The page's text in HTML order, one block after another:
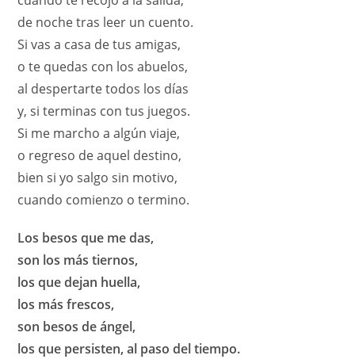
de noche tras leer un cuento.
Si vas a casa de tus amigas,
o te quedas con los abuelos,
al despertarte todos los días
y, si terminas con tus juegos.
Si me marcho a algún viaje,
o regreso de aquel destino,
bien si yo salgo sin motivo,
cuando comienzo o termino.
Los besos que me das,
son los más tiernos,
los que dejan huella,
los más frescos,
son besos de ángel,
los que persisten, al paso del tiempo.